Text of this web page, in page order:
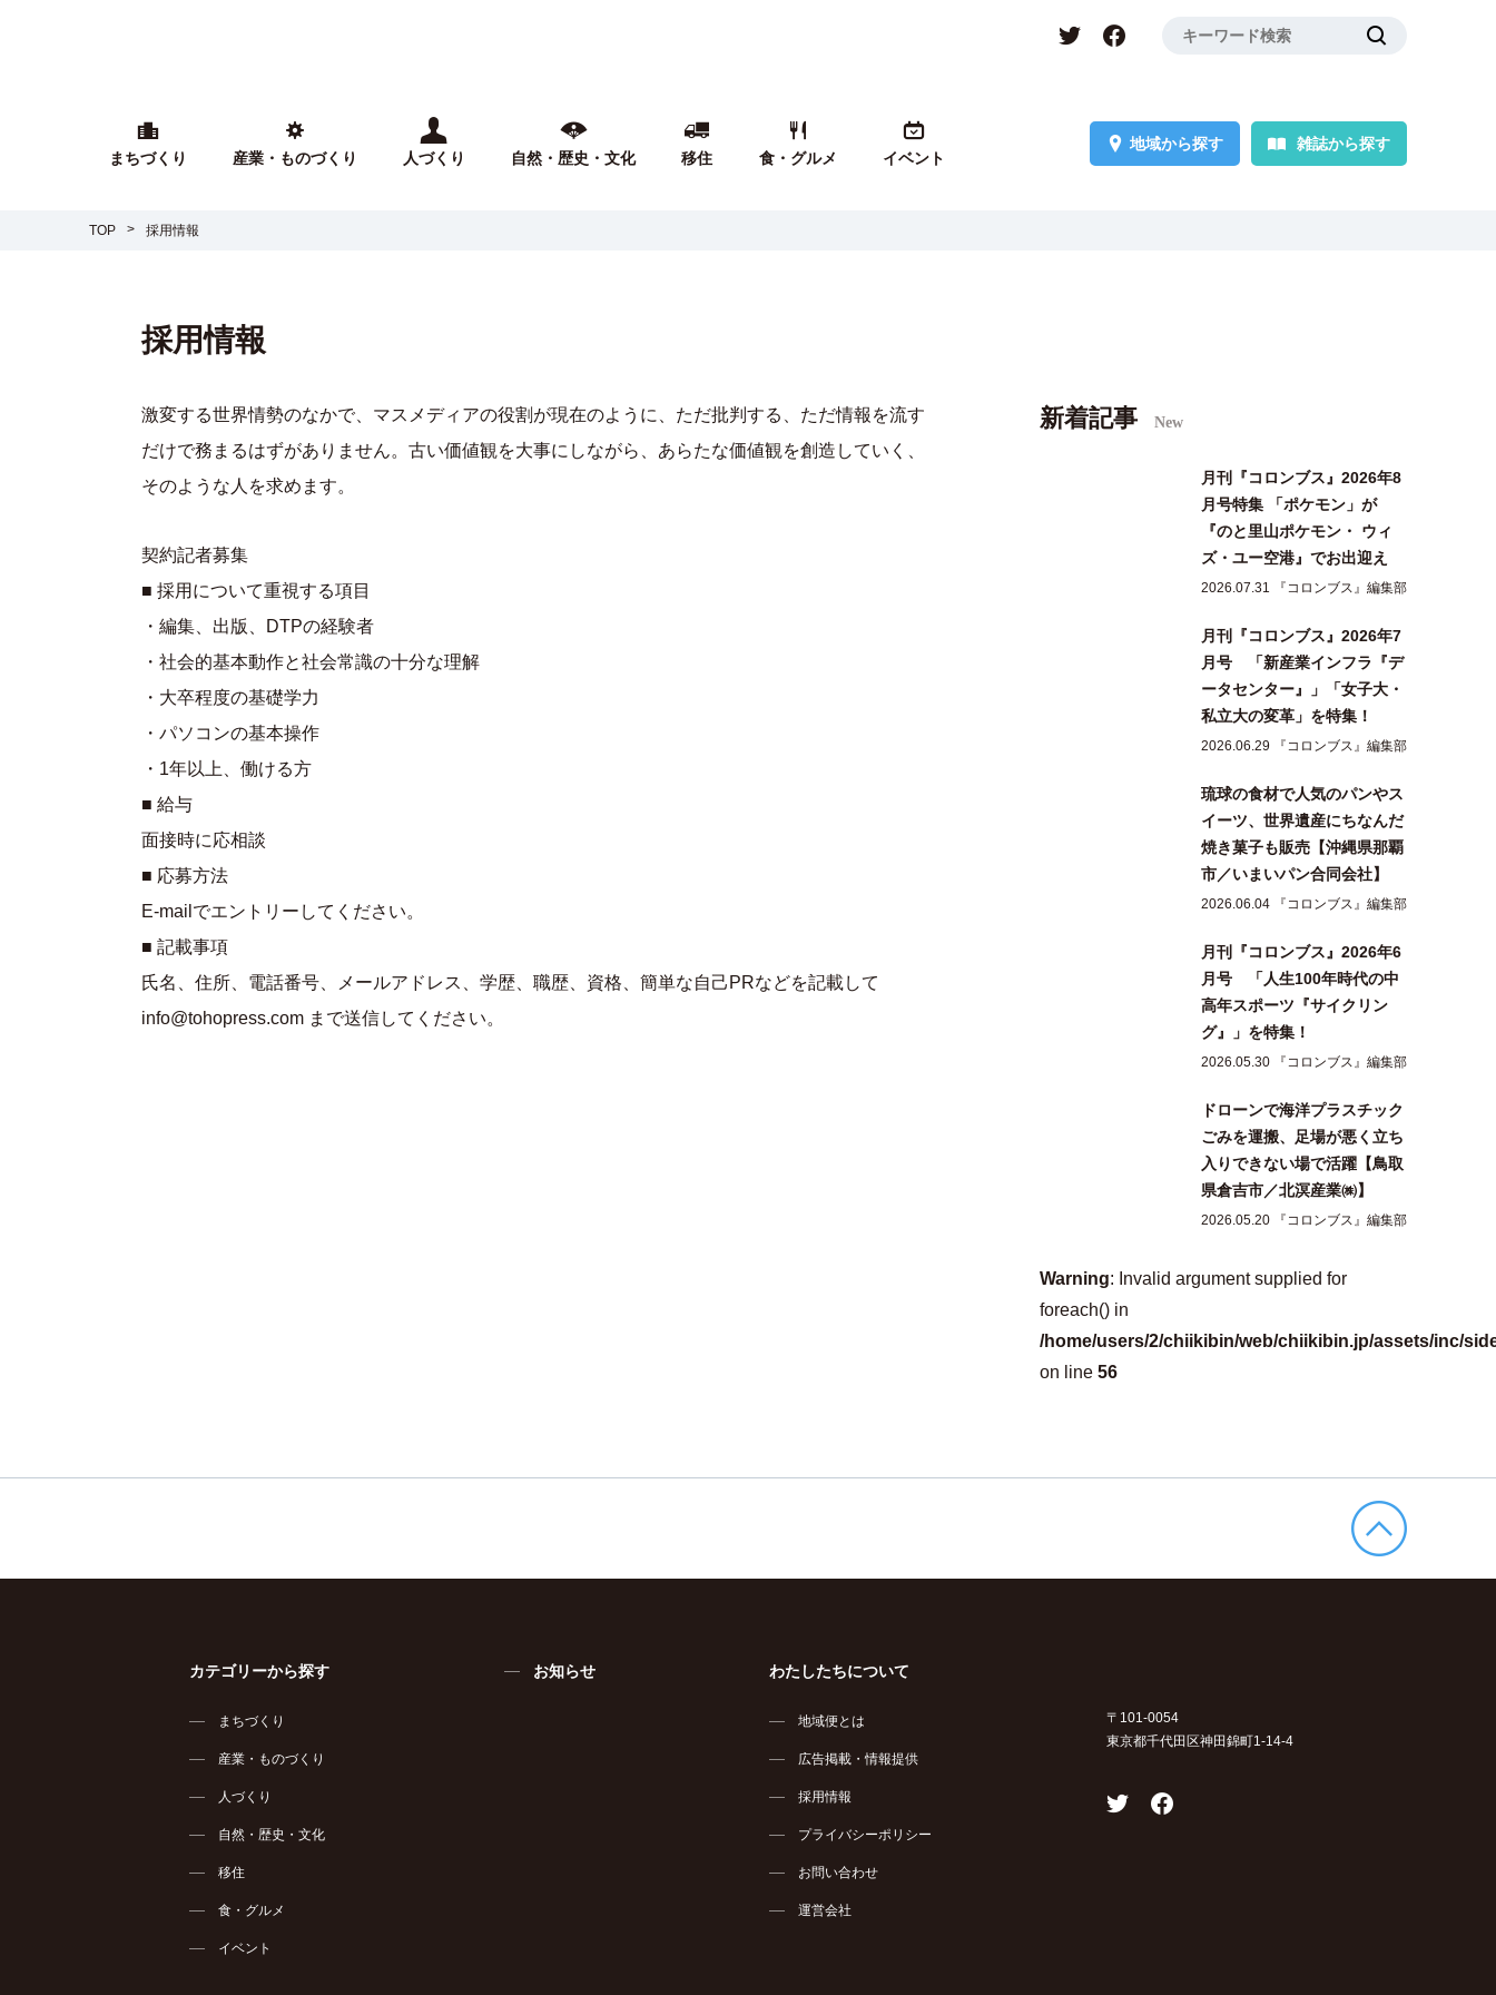
まちづくり 産業・ものづくり 人づくり 自然・歴史・文化 移住 食・グルメ イベント
地域から探す 雑誌から探す
TOP 採用情報
採用情報
激変する世界情勢のなかで、マスメディアの役割が現在のように、ただ批判する、ただ情報を流す
だけで務まるはずがありません。古い価値観を大事にしながら、あらたな価値観を創造していく、
そのような人を求めます。
契約記者募集
■ 採用について重視する項目
・編集、出版、DTPの経験者
・社会的基本動作と社会常識の十分な理解
・大卒程度の基礎学力
・パソコンの基本操作
・1年以上、働ける方
■ 給与
面接時に応相談
■ 応募方法
E-mailでエントリーしてください。
■ 記載事項
氏名、住所、電話番号、メールアドレス、学歴、職歴、資格、簡単な自己PRなどを記載して
info@tohopress.com まで送信してください。
新着記事 New
月刊『コロンブス』2026年8
月号特集 「ポケモン」が
『のと里山ポケモン・ ウィ
ズ・ユー空港』でお出迎え
2026.07.31 『コロンブス』編集部
月刊『コロンブス』2026年7
月号 「新産業インフラ『デ
ータセンター』」「女子大・
私立大の変革」を特集！
2026.06.29 『コロンブス』編集部
琉球の食材で人気のパンやス
イーツ、世界遺産にちなんだ
焼き菓子も販売【沖縄県那覇
市／いまいパン合同会社】
2026.06.04 『コロンブス』編集部
月刊『コロンブス』2026年6
月号 「人生100年時代の中
高年スポーツ『サイクリン
グ』」を特集！
2026.05.30 『コロンブス』編集部
ドローンで海洋プラスチック
ごみを運搬、足場が悪く立ち
入りできない場で活躍【鳥取
県倉吉市／北溟産業㈱】
2026.05.20 『コロンブス』編集部
Warning: Invalid argument supplied for
foreach() in
/home/users/2/chiikibin/web/chiikibin.jp/assets/inc/
on line 56
カテゴリーから探す
まちづくり
産業・ものづくり
人づくり
自然・歴史・文化
移住
食・グルメ
イベント
お知らせ わたしたちについて
地域便とは
広告掲載・情報提供
採用情報
プライバシーポリシー
お問い合わせ
運営会社
〒101-0054
東京都千代田区神田錦町1-14-4